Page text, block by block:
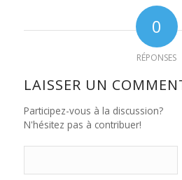
0
RÉPONSES
LAISSER UN
Participez-vous à la discussion?
N'hésitez pas à contribuer!